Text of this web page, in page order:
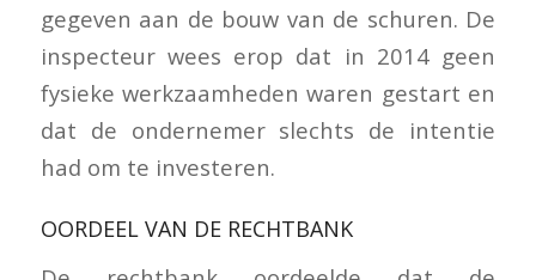
gegeven aan de bouw van de schuren. De
inspecteur wees erop dat in 2014 geen
fysieke werkzaamheden waren gestart en
dat de ondernemer slechts de intentie
had om te investeren.
OORDEEL VAN DE RECHTBANK